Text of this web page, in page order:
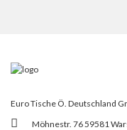
Euro Tische Ö. Deutschland
Möhnestr. 76 59581